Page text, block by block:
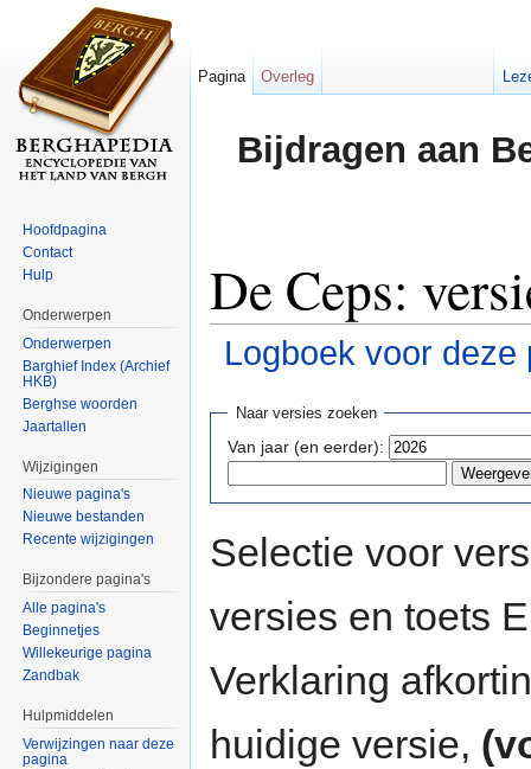
Bijdragen aan
De Ceps:
Logboek voor deze
Naar versies zoeken
Van jaar (en eerder):
Selectie voor
versies en toets
Verklaring
huidige versie,
Pagina Overleg
Hoofdpagina
Contact
Hulp
Onderwerpen
Onderwerpen
Barghief Index (Archief
HKB)
Berghse woorden
Jaartallen
Wijzigingen
Nieuwe pagina's
Nieuwe bestanden
Recente wijzigingen
Bijzondere pagina's
Alle pagina's
Beginnetjes
Willekeurige pagina
Zandbak
Hulpmiddelen
Verwijzingen naar deze
pagina